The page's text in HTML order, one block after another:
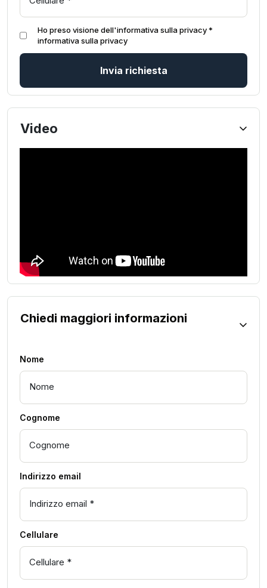
Ho preso visione dell'informativa sulla privacy *
informativa sulla privacy
Invia richiesta
Video
Chiedi maggiori informazioni
Nome
Cognome
Indirizzo email
Cellulare